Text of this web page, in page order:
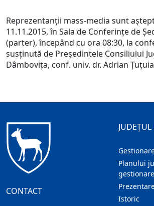
Reprezentanții mass-media sunt
11.11.2015, în Sala de Conferințe de
(parter), începând cu ora 08:30, la
susținută de Președintele Consiliului
Dâmbovița, conf. univ. dr. Adrian
CONTACT
Planului
Istoric